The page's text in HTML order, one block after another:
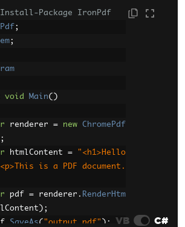
Package IronPdf
;
;
void Main()
renderer = new
ChromePdf
htmlContent =
"<h1>Hello
is a PDF document.
pdf = renderer . RenderHtm
);
SaveAs( "output.pdf" );
VB C#